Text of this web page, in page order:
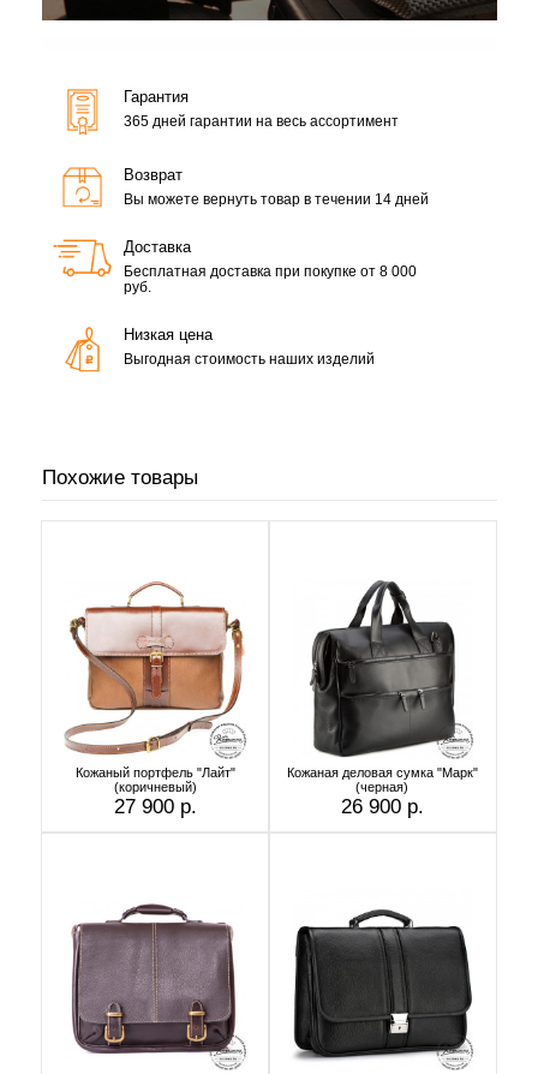
Гарантия
365 дней гарантии на весь ассортимент
Возврат
Вы можете вернуть товар в течении 14 дней
Доставка
Бесплатная доставка при покупке от 8 000
руб.
Низкая цена
Выгодная стоимость наших изделий
Похожие товары
Кожаный портфель "Лайт"
(коричневый)
27 900 р.
Кожаная деловая сумка "Марк"
(черная)
26 900 р.